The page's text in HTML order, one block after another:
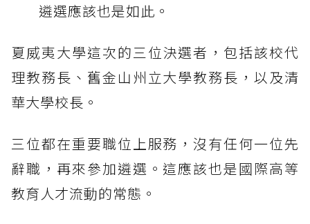
遴選應該也是如此。
夏威夷大學這次的三位決選者，包括該校代
理教務長、舊金山州立大學教務長，以及清
華大學校長。
三位都在重要職位上服務，沒有任何一位先
辭職，再來參加遴選。這應該也是國際高等
教育人才流動的常態。